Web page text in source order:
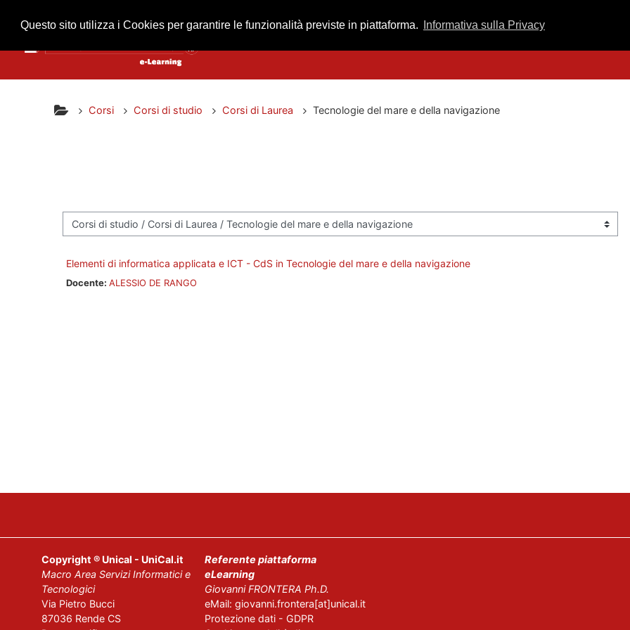
Questo sito utilizza i Cookies per garantire le funzionalità previste in piattaforma. Informativa sulla Privacy
Corsi Corsi di studio Corsi di Laurea Tecnologie del mare e della navigazione
Categorie di corso
Elementi di informatica applicata e ICT - CdS in Tecnologie del mare e della navigazione
Docente:ALESSIO DE RANGO
Copyright ® Unical - UniCal.it
Macro AreaServiziInformatici e
Tecnologici
Via Pietro Bucci
87036 Rende CS
Referente piattaforma
eLearning
Giovanni FRONTERA Ph.D.
eMail: giovanni.frontera[at]unical.it
Protezione dati - GDPR